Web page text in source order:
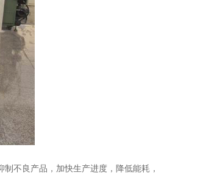
不良产品，加快生产进度，降低能耗，